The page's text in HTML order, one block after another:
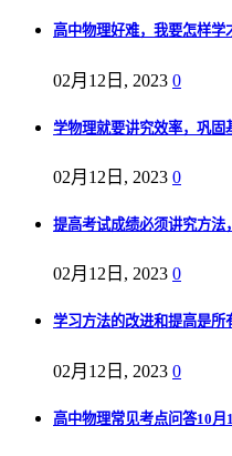
高中物理好难，我要怎样学
02月12日, 2023 0
学物理就要讲究效率，巩固
02月12日, 2023 0
提高考试成绩必须讲究方法
02月12日, 2023 0
学习方法的改进和提高是所
02月12日, 2023 0
高中物理常见考点问答10月